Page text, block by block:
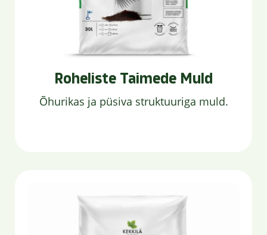
Roheliste Taimede Muld
Õhurikas ja püsiva struktuuriga muld.